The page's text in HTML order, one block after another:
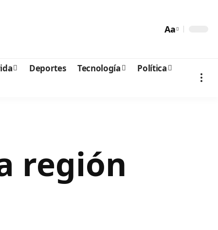
Aa
Deportes Tecnología
Política
región